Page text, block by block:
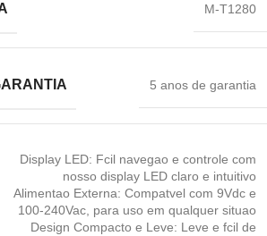
M-T1280
5 anos de garantia
Display LED: Fcil navegao e controle com
nosso display LED claro e intuitivo
Alimentao Externa: Compatvel com 9Vdc e
100-240Vac, para uso em qualquer situao
Design Compacto e Leve: Leve e fcil de